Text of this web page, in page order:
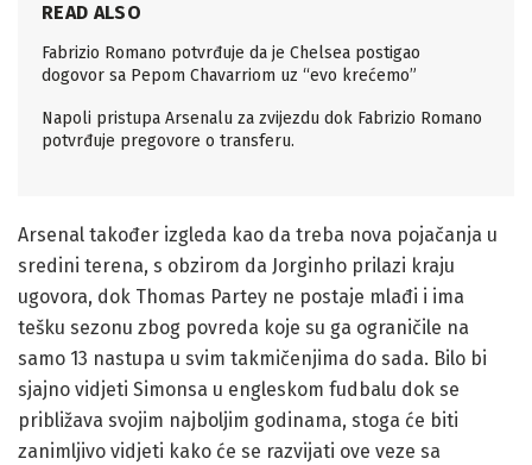
READ ALSO
Fabrizio Romano potvrđuje da je Chelsea postigao
dogovor sa Pepom Chavarriom uz “evo krećemo”
Napoli pristupa Arsenalu za zvijezdu dok Fabrizio Romano
potvrđuje pregovore o transferu.
Arsenal također izgleda kao da treba nova pojačanja u
sredini terena, s obzirom da Jorginho prilazi kraju
ugovora, dok Thomas Partey ne postaje mlađi i ima
tešku sezonu zbog povreda koje su ga ograničile na
samo 13 nastupa u svim takmičenjima do sada. Bilo bi
sjajno vidjeti Simonsa u engleskom fudbalu dok se
približava svojim najboljim godinama, stoga će biti
zanimljivo vidjeti kako će se razvijati ove veze sa